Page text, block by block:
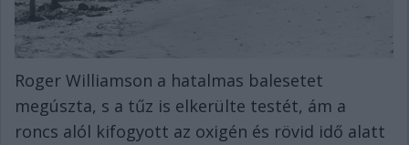
Roger Williamson a hatalmas balesetet
megúszta, s a tűz is elkerülte testét, ám a
roncs alól kifogyott az oxigén és rövid idő alatt